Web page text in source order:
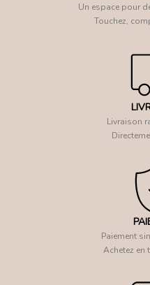
Un espace pour
Touchez,
Livraison
Paiement
Achetez en